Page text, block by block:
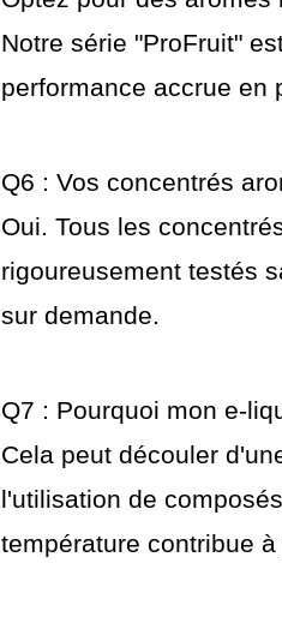
Notre série "ProFruit"
performance accrue en
Q6 : Vos concentrés
Oui. Tous les
rigoureusement testés
sur demande.
Q7 : Pourquoi mon e-
Cela peut découler
l'utilisation de
température contribue